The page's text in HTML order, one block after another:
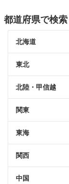
都道府県で検索
北海道
東北
北陸・甲信越
関東
東海
関西
中国